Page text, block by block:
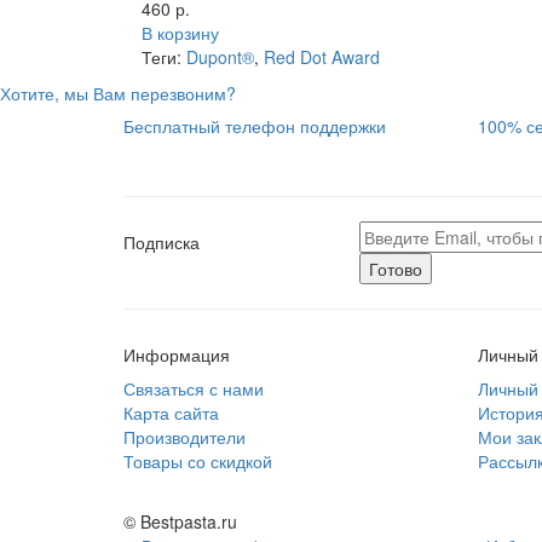
460 р.
В корзину
Теги: Dupont®, Red Dot Award
Хотите, мы Вам перезвоним?
Бесплатный телефон поддержки
100%
Подписка
Готово
Информация
Связаться с нами
Карта сайта
Производители
Товары со скидкой
Личный
Личный
Мои
© Bestpasta.ru